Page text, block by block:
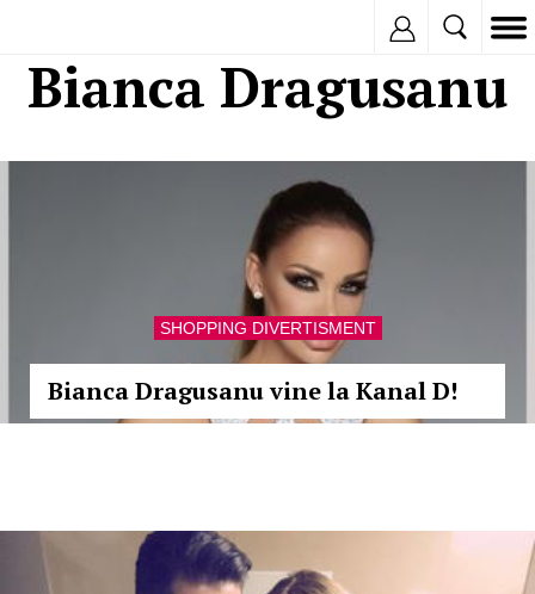
Bianca Dragusanu
SHOPPING DIVERTISMENT
Bianca Dragusanu vine la Kanal D!